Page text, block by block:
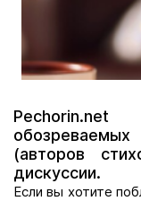
(авторов
дискуссии.
Если вы хотите